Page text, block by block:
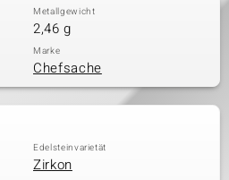
Metallgewicht
2,46 g
Marke
Chefsache
Edelsteinvarietät
Zirkon